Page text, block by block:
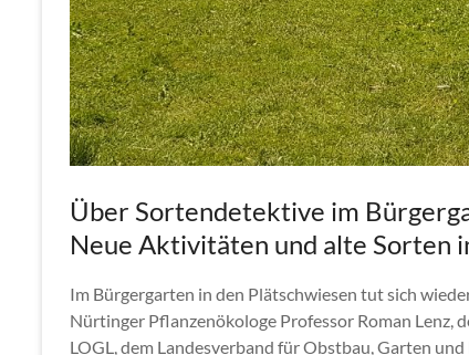
Über Sortendetektive im
Neue Aktivitäten und alte Sorten
Im Bürgergarten in den Plätschwiesen tut sich
Nürtinger Pflanzenökologe Professor Roman Lenz,
LOGL, dem Landesverband für Obstbau, Garten